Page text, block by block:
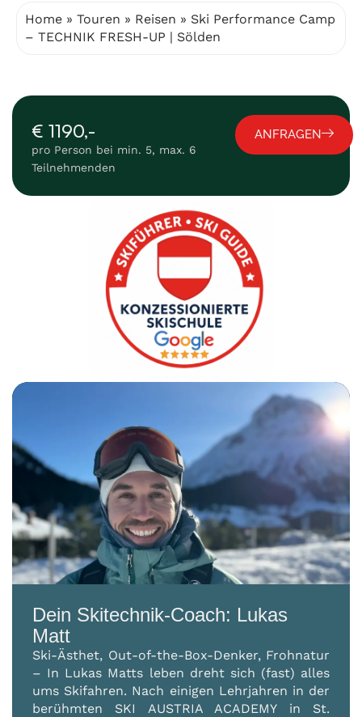
Home » Touren » Reisen » Ski Performance Camp
– TECHNIK FRESH-UP | Sölden
€ 1190,-
pro Person bei min. 5, max. 6
Teilnehmenden
ANFRAGEN
Dein Skitechnik-Coach: Lukas
Matt
Ski-Ästhet, Out-of-the-Box-Denker, Frohnatur
– In Lukas Matts leben dreht sich (fast) alles
ums Skifahren. Nach einigen Lehrjahren in der
berühmten SKI AUSTRIA ACADEMY in St.